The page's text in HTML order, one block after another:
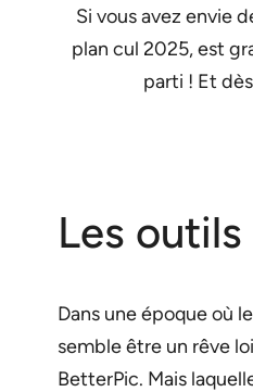
Si vous avez envie
plan cul 2025, est
parti ! Et
Les
Dans une époque où
semble être un rêve
BetterPic. Mais